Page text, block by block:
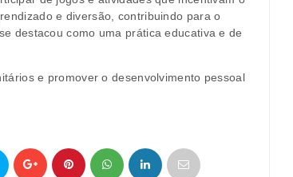
e diversão, contribuindo para o
destacou como uma prática educativa e de
e promover o desenvolvimento pessoal